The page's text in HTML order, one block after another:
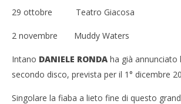
29 ottobre Teatro
2 novembre Muddy Waters
Intano DANIELE RONDA ha già annunciato
secondo disco, prevista per il 1° dicembre
Singolare la fiaba a lieto fine di questo